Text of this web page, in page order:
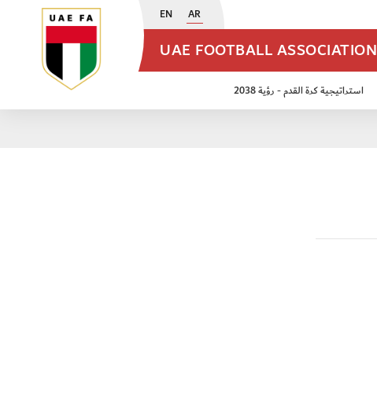
EN AR
UAE FOOTBALL ASSOCIATION
استراتيجية كرة القدم - رؤية 2038